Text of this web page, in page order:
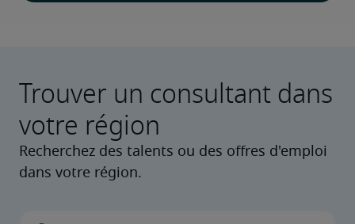
Trouver un consultant dans
votre région
Recherchez des talents ou des offres d'emploi
dans votre région.